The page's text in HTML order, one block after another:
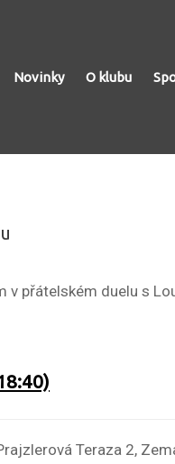
Novinky O klubu
přátelském duelu s
Teraza 2,